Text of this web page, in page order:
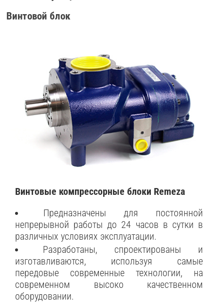
Винтовой блок
Винтовые компрессорные блоки Remeza
Предназначены для постоянной
непрерывной работы до 24 часов в сутки в
различных условиях эксплуатации.
Разработаны, спроектированы и
изготавливаются, используя самые
передовые современные технологии, на
современном высоко качественном
оборудовании.